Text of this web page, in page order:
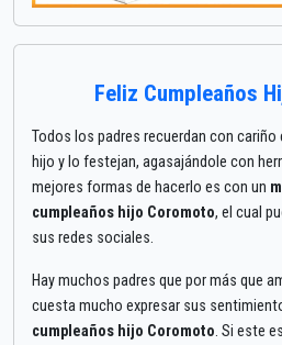
Feliz Cumpleaños
Todos los padres recuerdan con
hijo y lo festejan, agasajándole con
mejores formas de hacerlo es con un
cumpleaños hijo Coromoto, el cual
sus redes sociales.
Hay muchos padres que por más que
cuesta mucho expresar sus
cumpleaños hijo Coromoto. Si este